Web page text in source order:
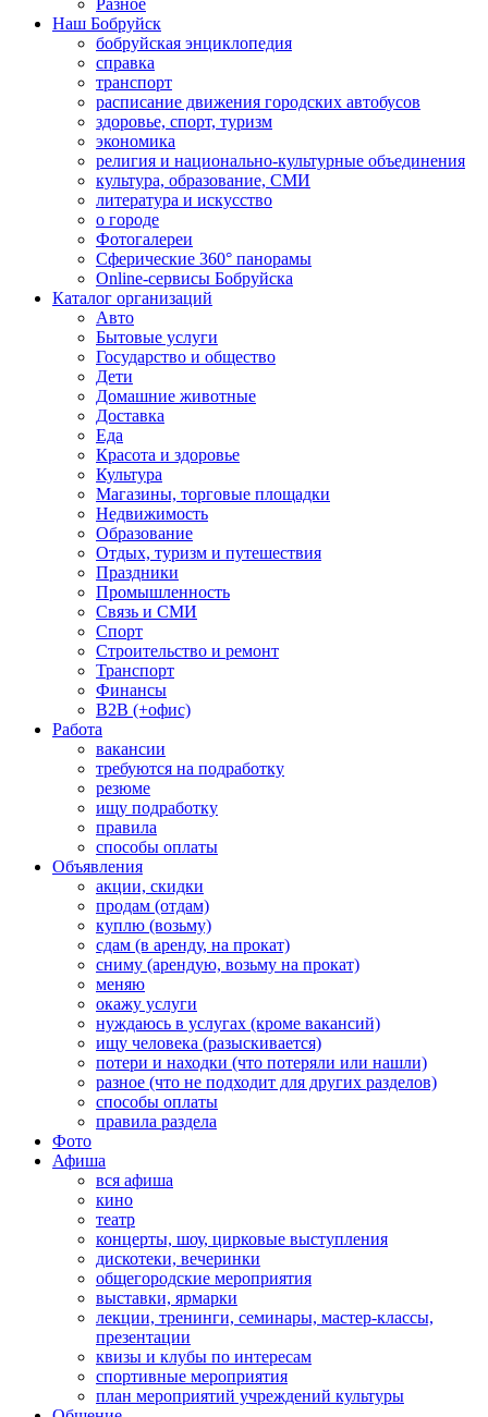
Разное
Наш Бобруйск
бобруйская энциклопедия
справка
транспорт
расписание движения городских автобусов
здоровье, спорт, туризм
экономика
религия и национально-культурные объединения
культура, образование, СМИ
литература и искусство
о городе
Фотогалереи
Сферические 360° панорамы
Online-сервисы Бобруйска
Каталог организаций
Авто
Бытовые услуги
Государство и общество
Дети
Домашние животные
Доставка
Еда
Красота и здоровье
Культура
Магазины, торговые площадки
Недвижимость
Образование
Отдых, туризм и путешествия
Праздники
Промышленность
Связь и СМИ
Спорт
Строительство и ремонт
Транспорт
Финансы
B2B (+офис)
Работа
вакансии
требуются на подработку
резюме
ищу подработку
правила
способы оплаты
Объявления
акции, скидки
продам (отдам)
куплю (возьму)
сдам (в аренду, на прокат)
сниму (арендую, возьму на прокат)
меняю
окажу услуги
нуждаюсь в услугах (кроме вакансий)
ищу человека (разыскивается)
потери и находки (что потеряли или нашли)
разное (что не подходит для других разделов)
способы оплаты
правила раздела
Фото
Афиша
вся афиша
кино
театр
концерты, шоу, цирковые выступления
дискотеки, вечеринки
общегородские мероприятия
выставки, ярмарки
лекции, тренинги, семинары, мастер-классы,
презентации
квизы и клубы по интересам
спортивные мероприятия
план мероприятий учреждений культуры